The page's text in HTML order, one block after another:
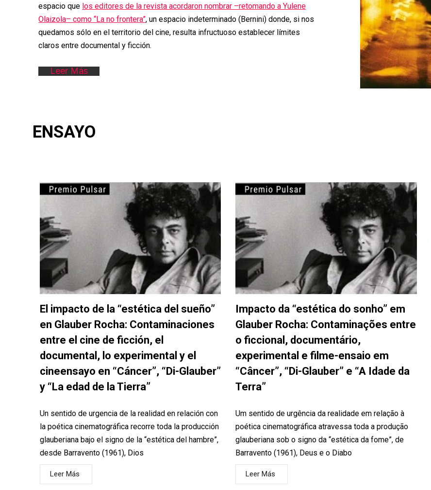
espacio que los editores de la revista acordaron nombrar –retomando a Yulene
Olaizola– como “La no frontera”, un espacio indeterminado (Bernini) donde, si nos
quedamos sólo en el territorio del cine, resulta infructuoso establecer límites
claros entre documental y ficción.
Leer Más
ENSAYO
El impacto de la “estética del sueño”
en Glauber Rocha: Contaminaciones
entre el cine de ficción, el
documental, lo experimental y el
cineensayo en “Cáncer”, “Di-Glauber”
y “La edad de la Tierra”
Un sentido de urgencia de la realidad en relación con
la poética cinematográfica recorre toda la producción
glauberiana bajo el signo de la “estética del hambre”,
desde Barravento (1961), Dios
Leer Más
Impacto da “estética do sonho” em
Glauber Rocha: Contaminações entre
o ficcional, documentário,
experimental e filme-ensaio em
“Câncer”, “Di-Glauber” e “A Idade da
Terra”
Um sentido de urgência da realidade em relação à
poética cinematográfica atravessa toda a produção
glauberiana sob o signo da “estética da fome”, de
Barravento (1961), Deus e o Diabo
Leer Más